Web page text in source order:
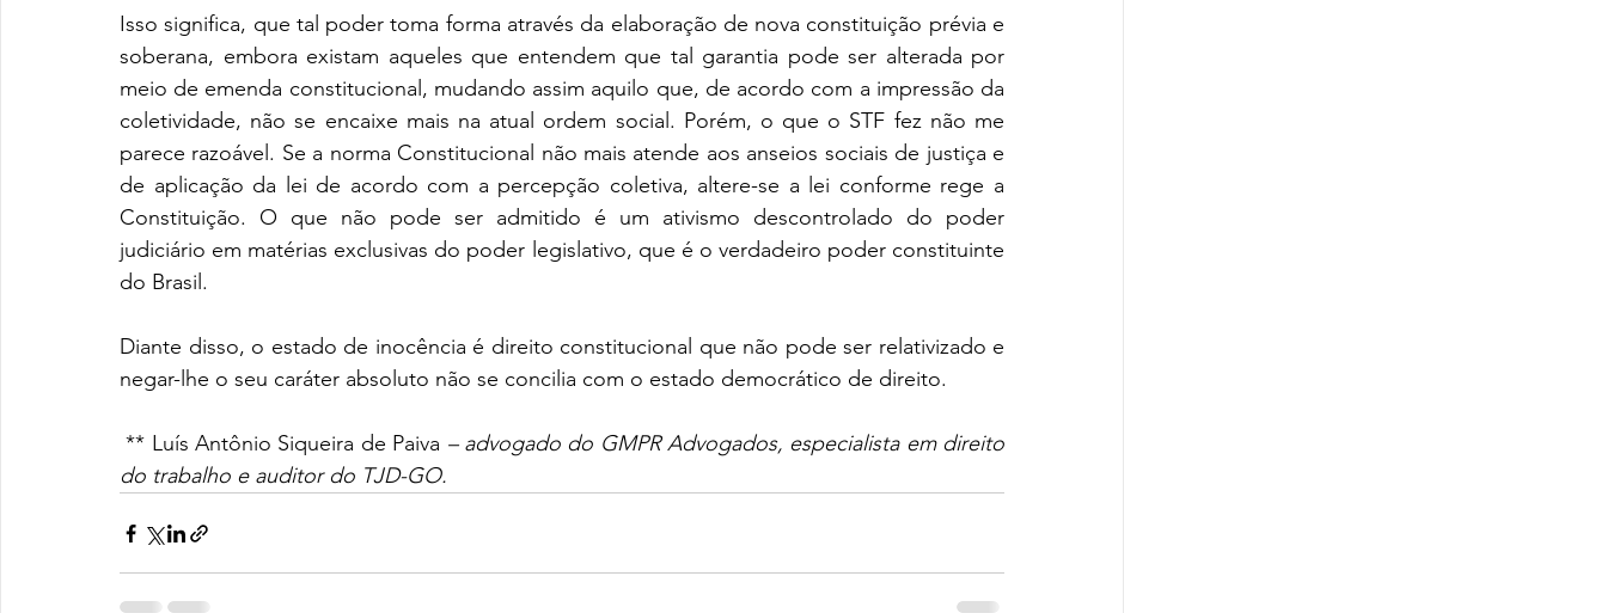
Isso significa, que tal poder toma forma através da elaboração de nova constituição prévia e
soberana, embora existam aqueles que entendem que tal garantia pode ser alterada por
meio de emenda constitucional, mudando assim aquilo que, de acordo com a impressão da
coletividade, não se encaixe mais na atual ordem social. Porém, o que o STF fez não me
parece razoável. Se a norma Constitucional não mais atende aos anseios sociais de justiça e
de aplicação da lei de acordo com a percepção coletiva, altere-se a lei conforme rege a
Constituição. O que não pode ser admitido é um ativismo descontrolado do poder
judiciário em matérias exclusivas do poder legislativo, que é o verdadeiro poder constituinte
do Brasil.
Diante disso, o estado de inocência é direito constitucional que não pode ser relativizado e
negar-lhe o seu caráter absoluto não se concilia com o estado democrático de direito.
** Luís Antônio Siqueira de Paiva – advogado do GMPR Advogados, especialista em direito
do trabalho e auditor do TJD-GO.